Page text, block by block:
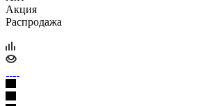
Акция
Распродажа